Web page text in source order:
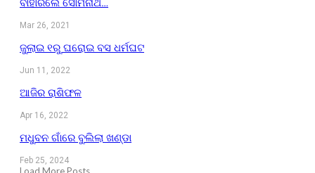
Mar 26, 2021
ଜୁଲାଇ ୧ରୁ ଘରୋଇ ବସ ଧର୍ମଘଟ
Jun 11, 2022
ଆଜିର ରାଶିଫଳ
Apr 16, 2022
ମଧୁବନ ଗାଁରେ ବୁଲିଲା ଖଣ୍ଡା
Feb 25, 2024
Load More Posts